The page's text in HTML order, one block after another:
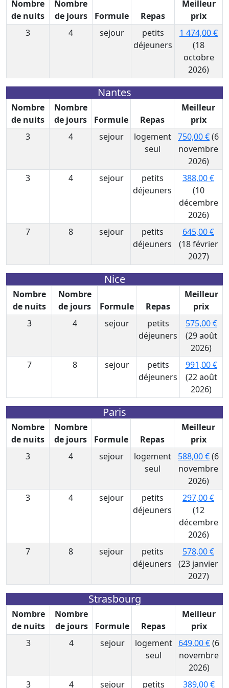
Nombre
de nuits
Nombre
de jours
Formule Repas
Meilleur
prix
3
4 sejour
petits
déjeuners
1 474,00 €
(18
octobre
2026)
Nantes
Nombre
de nuits
Nombre
de jours
Formule Repas
Meilleur
prix
3
4 sejour
logement
seul
750,00 €(6
novembre
2026)
3
4 sejour
petits
déjeuners
388,00 €
(10
décembre
2026)
7
8 sejour
petits
déjeuners
645,00 €
(18 février
2027)
Nice
Nombre
de nuits
Nombre
de jours
Formule Repas
Meilleur
prix
3
4 sejour
petits
déjeuners
575,00 €
(29 août
2026)
7
8 sejour
petits
déjeuners
991,00 €
(22 août
2026)
Paris
Nombre
de nuits
Nombre
de jours
Formule Repas
Meilleur
prix
3
4 sejour
logement
seul
588,00 €(6
novembre
2026)
3
4 sejour
petits
déjeuners
297,00 €
(12
décembre
2026)
7
8 sejour
petits
déjeuners
578,00 €
(23 janvier
2027)
Strasbourg
Nombre
de nuits
Nombre
de jours
Formule Repas
Meilleur
prix
3
4 sejour
logement
seul
649,00 €(6
novembre
2026)
3
4 sejour
petits
389,00 €